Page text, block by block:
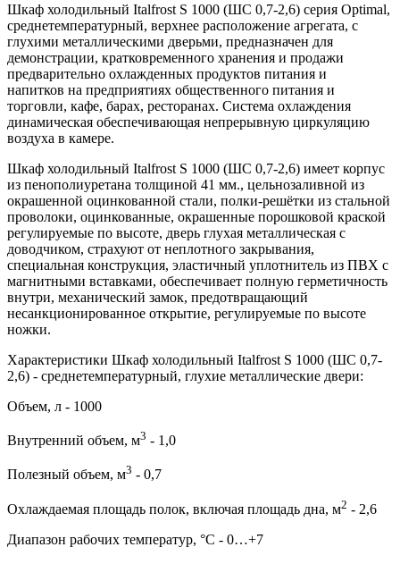
Шкаф холодильный Italfrost S 1000 (ШС 0,7-2,6) серия Optimal,
среднетемпературный, верхнее расположение агрегата, с
глухими металлическими дверьми, предназначен для
демонстрации, кратковременного хранения и продажи
предварительно охлажденных продуктов питания и
напитков на предприятиях общественного питания и
торговли, кафе, барах, ресторанах. Система охлаждения
динамическая обеспечивающая непрерывную циркуляцию
воздуха в камере.
Шкаф холодильный Italfrost S 1000 (ШС 0,7-2,6) имеет корпус
из пенополиуретана толщиной 41 мм., цельнозаливной из
окрашенной оцинкованной стали, полки-решётки из стальной
проволоки, оцинкованные, окрашенные порошковой краской
регулируемые по высоте, дверь глухая металлическая с
доводчиком, страхуют от неплотного закрывания,
специальная конструкция, эластичный уплотнитель из ПВХ с
магнитными вставками, обеспечивает полную герметичность
внутри, механический замок, предотвращающий
несанкционированное открытие, регулируемые по высоте
ножки.
Характеристики Шкаф холодильный Italfrost S 1000 (ШС 0,7-
2,6) - среднетемпературный, глухие металлические двери:
Объем, л - 1000
Внутренний объем, м3 - 1,0
Полезный объем, м3 - 0,7
Охлаждаемая площадь полок, включая площадь дна, м2 - 2,6
Диапазон рабочих температур, °C - 0…+7